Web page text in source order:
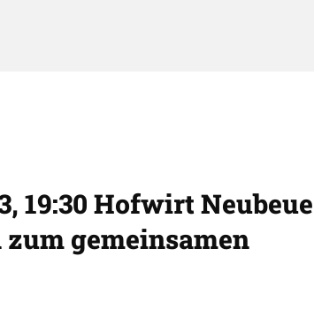
19:30 Hofwirt
gemeinsamen